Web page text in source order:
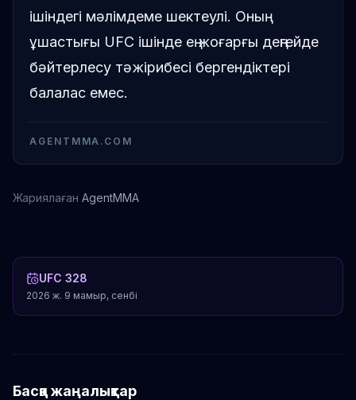
ішіндегі мәлімдеме шектеулі. Оның
ұшастығы UFC ішінде ең жоғарғы деңгейде
бәйтерлесу тәжірибесі бергендіктері
балалас емес.
AGENTMMA.COM
Жариялаған AgentMMA
UFC 328
2026 ж. 9 мамыр, сенбі
Басқа жаңалықтар